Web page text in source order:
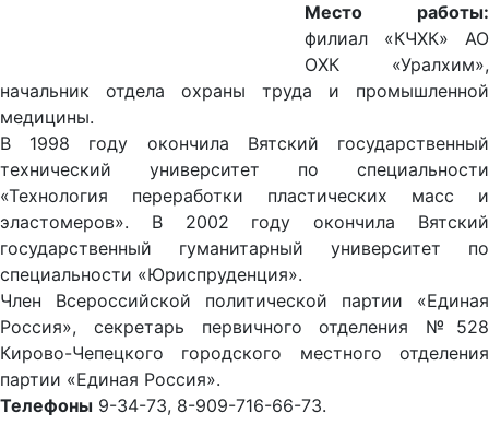
Место работы:
филиал «КЧХК» АО
ОХК «Уралхим»,
начальник отдела охраны труда и промышленной
медицины.
В 1998 году окончила Вятский государственный
технический университет по специальности
«Технология переработки пластических масс и
эластомеров». В 2002 году окончила Вятский
государственный гуманитарный университет по
специальности «Юриспруденция».
Член Всероссийской политической партии «Единая
Россия», секретарь первичного отделения №528
Кирово-Чепецкого городского местного отделения
партии «Единая Россия».
Телефоны 9-34-73, 8-909-716-66-73.